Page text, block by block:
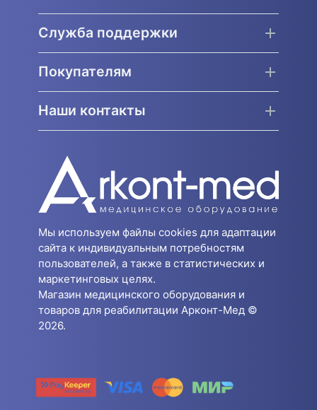
Служба поддержки
Покупателям
Наши контакты
Мы используем файлы cookies для адаптации
сайта к индивидуальным потребностям
пользователей, а также в статистических и
маркетинговых целях.
Магазин медицинского оборудования и
товаров для реабилитации Арконт-Мед ©
2026.